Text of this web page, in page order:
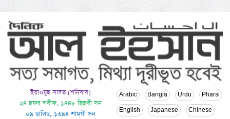
ইয়াওমুছ সাবত (শনিবার)
২৪ ছফর শরীফ, ১৪৪৮ হিজরী সন
০৯ ছালিছ, ১৩৯৪ শামসী সন
Arabic Bangla Urdu Pharsi
English Japanese Chinese